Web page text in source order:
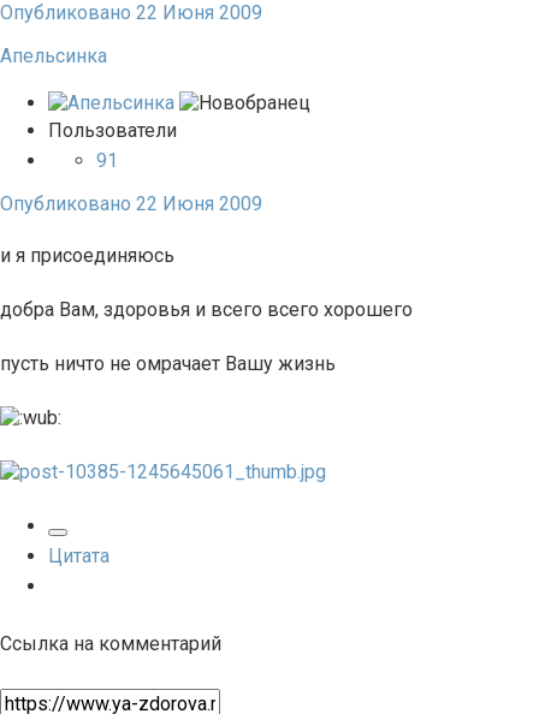
Опубликовано 22 Июня 2009
Апельсинка
Пользователи
91
Опубликовано 22 Июня 2009
и я присоединяюсь
добра Вам, здоровья и всего всего хорошего
пусть ничто не омрачает Вашу жизнь
Цитата
Ссылка на комментарий